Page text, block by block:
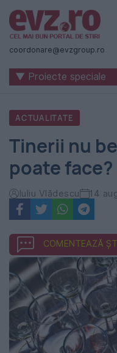
Știri
naționale
internaționale
România
Evenimentul
Zilei
coordonare@evzgroup.ro
▼ Proiecte speciale
ACTUALITATE
Tinerii nu
poate face?
Iuliu Vlădescu 14
COMENTEAZĂ